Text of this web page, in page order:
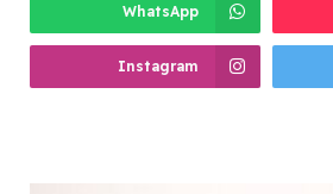
WhatsApp
Instagram